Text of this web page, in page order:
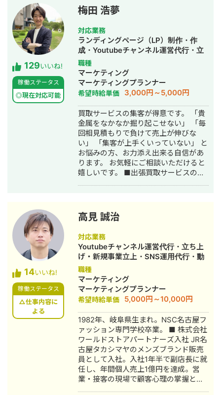
また、常にレスを早めに対応を心がけ
ておりまして24時間365日対応が可能
です。 実際、弊社は地域名＋施術で上
位表示が得意得意で、かなりの施術名
をハックしています。 また、医療広告
ガイドライン、薬機法にも対応した知
見もあり安全性にも対応しておりま
す。 ■実績■ ・某美容系ビックワード
で圏外→10位以内（半年） ・美容施術
系ビッグワード 2位 ・新規患者数PV
が3ヶ月で２倍 ・半年で新規患者数が
1.5倍！
129いいね!
稼働ステータス
◎現在対応可能
梅田 浩夢
対応業務
ランディングページ（LP）制作・作
成・Youtubeチャンネル運営代行・立
ち上げ・SEO対策・SNS運用代行・記
事作成代行・ライティング・ホームペ
ージ制作・作成・リスティング広告運
用代行・オウンドメディア制作・構
築・運用代行
職種
マーケティング
マーケティングプランナー
希望時給単価 3,000円～5,000円
買取サービスの集客が得意です。 「貴
金属をなかなか掘り起こせない」 「毎
回相見積もりで負けて売上が伸びな
い」 「集客が上手くいっていない」 と
お悩みの方、お力添え出来る自信があ
ります。 お気軽にご相談いただけると
嬉しいです。 ■出張買取サービスの集
ケ支援会社（当時社員7名）にインター
ンとして参画し、案件獲得に向けた自
社集客（SEO・Web広告運用・LP制
作・YouTubeチャンネル運用・メール
マーケティング等）を担当。 2022年3
月 名古屋大学理学部数学科卒。 2022
年4月〜 Webマーケ会社勤務。人材
系クライアントを主に担当。 2024年11
月 これまでの経験を活かして独立し、
株式会社プラマーケを設立。 ホームペ
ージ：https://plumarke.co.jp/ ■実績
（※一部抜粋） #広告運用 ・出張買取
サービスにて、ROAS350%など、好調
な事例が複数あり。 ・StockSun営業
代行サービス「カリトルくん」、
StockSunサロンの広告運用を担当。
・ベンチャー企業~大手企業のWebマ
ーケティング支援に携わり、Web広告
運用、LP制作を担当。費用対効果を
14いいね!
稼働ステータス
△仕事内容に
よる
高見 誠治
対応業務
Youtubeチャンネル運営代行・立ち上
げ・新規事業立上・SNS運用代行・動
画制作・動画編集
職種
マーケティング
マーケティングプランナー
希望時給単価 5,000円～10,000円
1982年、岐阜県生まれ。NSC名古屋フ
ァッション専門学校卒業。 ■ 株式会社
ワールドストアパートナーズ入社 JR名
古屋タカシマヤのメンズブランド販売
員として入社。入社1年半で副店長に就
任し、年間個人売上1億円を達成。営
業・接客の現場で顧客心理の掌握と売